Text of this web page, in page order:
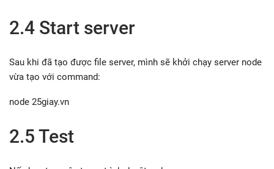
2.4 Start server
Sau khi đã tạo được file server, mình sẽ khởi chạy server node
vừa tạo với command:
node 25giay.vn
2.5 Test